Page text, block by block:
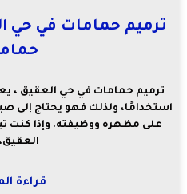
ترميم حمامات في حي
ترميم حمامات في حي العقيق ،
استخدامًا، ولذلك فهو يحتاج إلى
على مظهره ووظيفته. وإذا كنت
قراءة